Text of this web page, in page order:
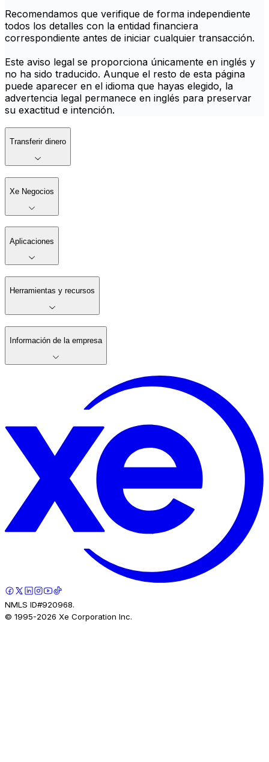
Recomendamos que verifique de forma independiente
todos los detalles con la entidad financiera
correspondiente antes de iniciar cualquier transacción.
Este aviso legal se proporciona únicamente en inglés y
no ha sido traducido. Aunque el resto de esta página
puede aparecer en el idioma que hayas elegido, la
advertencia legal permanece en inglés para preservar
su exactitud e intención.
Transferir dinero
Xe Negocios
Aplicaciones
Herramientas y recursos
Información de la empresa
NMLS ID#920968.
© 1995-2026 Xe Corporation Inc.